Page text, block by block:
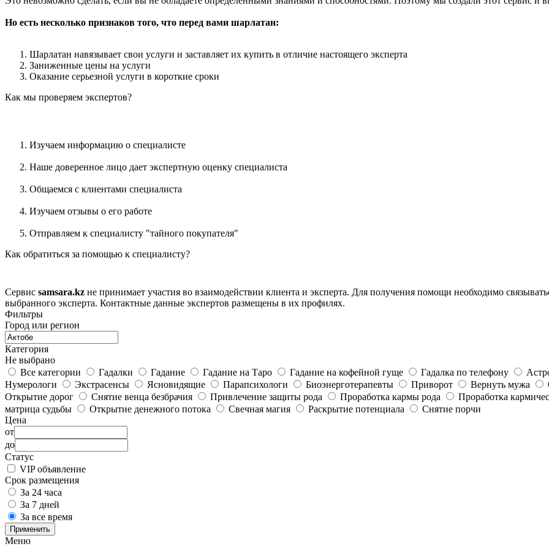
Но есть несколько признаков того, что перед вами шарлатан:
Шарлатан навязывает свои услуги и заставляет их купить в отличие настоящего эксперта
Заниженные цены на услуги
Оказание серьезной услуги в короткие сроки
Как мы проверяем экспертов?
Изучаем информацию о специалисте
Наше доверенное лицо дает экспертную оценку специалиста
Общаемся с клиентами специалиста
Изучаем отзывы о его работе
Отправляем к специалисту "тайного покупателя"
Как обратиться за помощью к специалисту?
Сервис samsara.kz не принимает участия во взаимодействии клиента и эксперта. Для получения помощи необходимо
выбранного эксперта. Контактные данные экспертов размещены в их профилях.
Фильтры
Город или регион
Категория
Не выбрано
Все категории
Гадалки Гадание Гадание на Таро Гадание на кофейной гуще Гадалка по телефону
Нумерологи
Экстрасенсы Ясновидящие Парапсихологи Биоэнерготерапевты Приворот Вернуть мужа
Открытие дорог
Снятие венца безбрачия Привлечение защиты рода Проработка кармы рода Проработка
матрица судьбы
Открытие денежного потока Свечная магия Раскрытие потенциала
Снятие порчи
Цена
от
до
Статус
VIP объявление
Срок размещения
За 24 часа
За 7 дней
За все время
Применить
Меню